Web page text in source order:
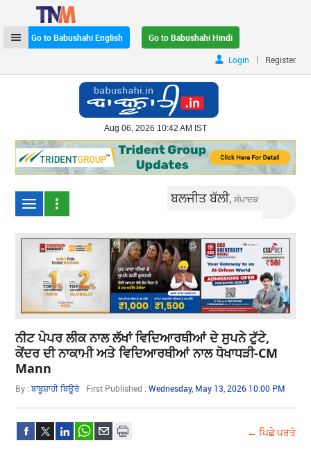
Go to Babushahi English
Go to Babushahi Hindi
Login
| Register
Aug 06, 2026 10:42 AM IST
ਬਲਜੀਤ ਬੱਲੀ,ਸੰਪਾਦਕ
ਨੀਟ ਪੇਪਰ ਲੀਕ ਨਾਲ ਲੱਖਾਂ ਵਿਦਿਆਰਥੀਆਂ ਦੇ ਸੁਪਨੇ ਟੁੱਟੇ,
ਕੇਂਦਰ ਦੀ ਨਾਕਾਮੀ ਅਤੇ ਵਿਦਿਆਰਥੀਆਂ ਨਾਲ ਧੋਖਾਧੜੀ-CM
Mann
By :ਬਾਬੂਸ਼ਾਹੀ ਬਿਊਰੋ First Published :Wednesday, May 13, 2026 10:00 PM
← ਪਿਛੇ ਪਰਤੋ